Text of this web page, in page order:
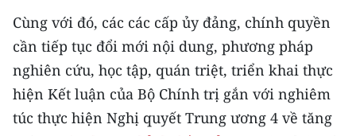
Cùng với đó, các các cấp ủy đảng, chính quyền
cần tiếp tục đổi mới nội dung, phương pháp
nghiên cứu, học tập, quán triệt, triển khai thực
hiện Kết luận của Bộ Chính trị gắn với nghiêm
túc thực hiện Nghị quyết Trung ương 4 về tăng